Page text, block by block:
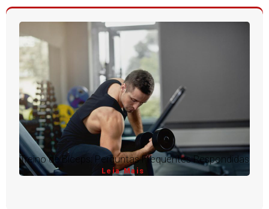
Treino de Bíceps: Perguntas Frequentes Respondidas
Leia Mais